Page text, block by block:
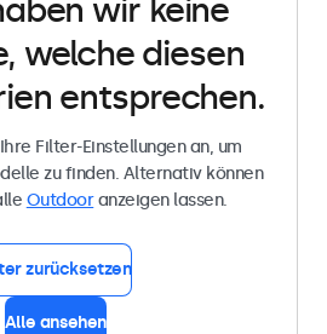
wir keine
welche diesen
entsprechen.
Filter-Einstellungen an, um
zu finden. Alternativ können
Outdooranzeigen lassen.
zurücksetzen
Alle ansehen